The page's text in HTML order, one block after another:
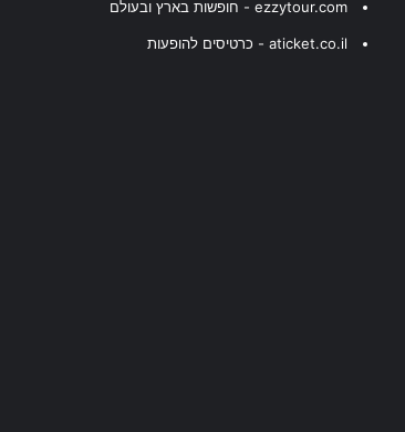
ezzytour.com - חופשות בארץ ובעולם
aticket.co.il - כרטיסים להופעות